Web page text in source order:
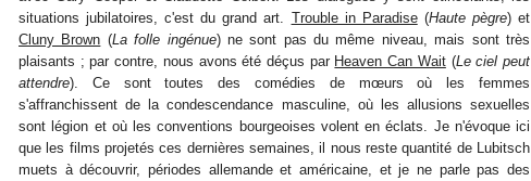
situations jubilatoires, c'est du grand art. Trouble in Paradise(Haute pègre) et
Cluny Brown (La folle ingénue) ne sont pas du même niveau, mais sont très
plaisants ; par contre, nous avons été déçus par Heaven Can Wait(Le ciel peut
attendre). Ce sont toutes des comédies de mœurs où les femmes
s'affranchissent de la condescendance masculine, où les allusions sexuelles
sont légion et où les conventions bourgeoises volent en éclats. Je n'évoque ici
que les films projetés ces dernières semaines, il nous reste quantité de Lubitsch
muets à découvrir, périodes allemande et américaine, et je ne parle pas des